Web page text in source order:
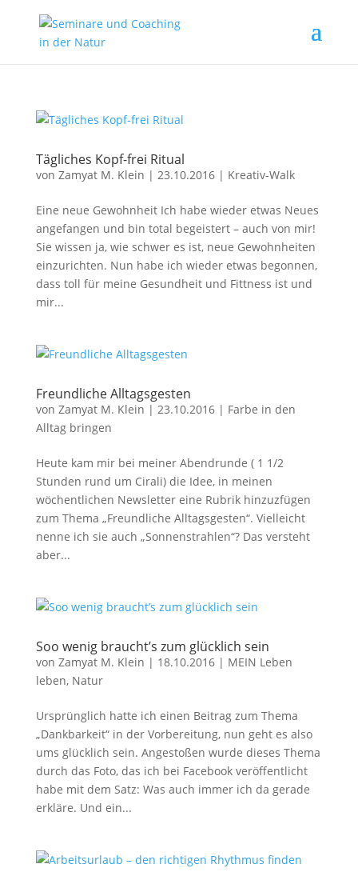
Tägliches Kopf-frei Ritual
von Zamyat M. Klein | 23.10.2016| Kreativ-Walk
Eine neue Gewohnheit Ich habe wieder etwas Neues
angefangen und bin total begeistert – auch von mir!
Sie wissen ja, wie schwer es ist, neue Gewohnheiten
einzurichten. Nun habe ich wieder etwas begonnen,
dass toll für meine Gesundheit und Fittness ist und
mir...
Freundliche Alltagsgesten
von Zamyat M. Klein | 23.10.2016| Farbe in den
Alltag bringen
Heute kam mir bei meiner Abendrunde ( 1 1/2
Stunden rund um Cirali) die Idee, in meinen
wöchentlichen Newsletter eine Rubrik hinzuzfügen
zum Thema „Freundliche Alltagsgesten“. Vielleicht
nenne ich sie auch „Sonnenstrahlen“? Das versteht
aber...
Soo wenig braucht’s zum glücklich sein
von Zamyat M. Klein | 18.10.2016| MEIN Leben
leben, Natur
Ursprünglich hatte ich einen Beitrag zum Thema
„Dankbarkeit“ in der Vorbereitung, nun geht es also
ums glücklich sein. Angestoßen wurde dieses Thema
durch das Foto, das ich bei Facebook veröffentlicht
habe mit dem Satz: Was auch immer ich da gerade
erkläre. Und ein...